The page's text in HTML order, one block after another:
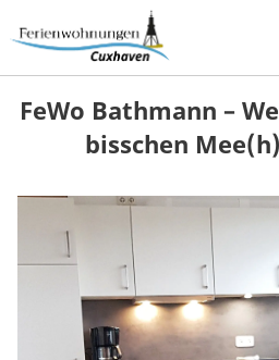
FeWo Bathmann –
bisschen